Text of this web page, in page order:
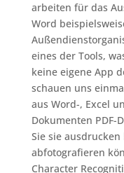
arbeiten für das
Word
eines der Tools,
keine eigene App
schauen uns
aus Word-, Excel
Dokumenten PDF-
Sie sie
abfotografieren
Character